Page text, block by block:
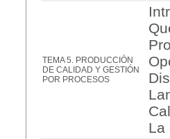
TEMA 5. PRODUCCIÓN
DE CALIDAD Y GESTIÓN
POR PROCESOS
La